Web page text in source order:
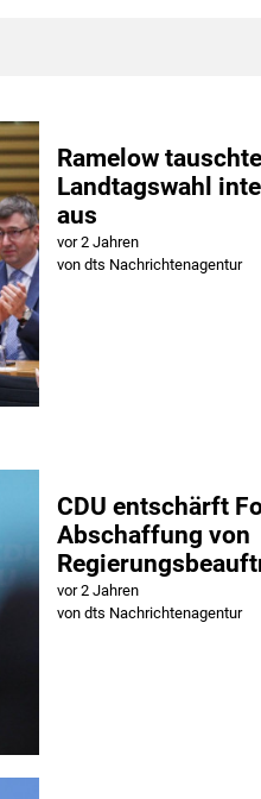
Ramelow
Landtagswahl
aus
vor 2 Jahren
von dts Nachrichtenagentur
CDU entschärft
Abschaffung von
vor 2 Jahren
von dts Nachrichtenagentur